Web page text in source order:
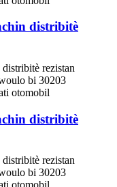
distribitè
distribitè